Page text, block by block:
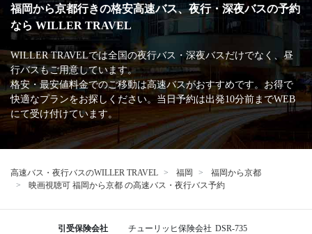
福岡から京都行きの格安高速バス、夜行・深夜バスの予約
なら WILLER TRAVEL
WILLER TRAVELでは全国の夜行バス・深夜バスだけでなく、昼
行バスもご用意しています。
格安・最安値料金でのご移動は高速バスがおすすめです。お得で
快適なプランをお探しください。当日予約は出発10分前までWEB
にて受け付けています。
高速バス・夜行バスのWILLER TRAVEL 福岡
福岡から京都
映画視聴可 福岡から京都 の高速バス・夜行バス予約
引受保険会社 チューリッヒ保険会社 DSR-735